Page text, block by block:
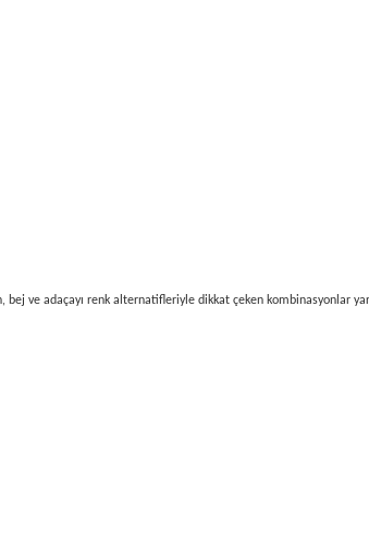
ve adaçayı renk alternatifleriyle dikkat çeken kombinasyonlar